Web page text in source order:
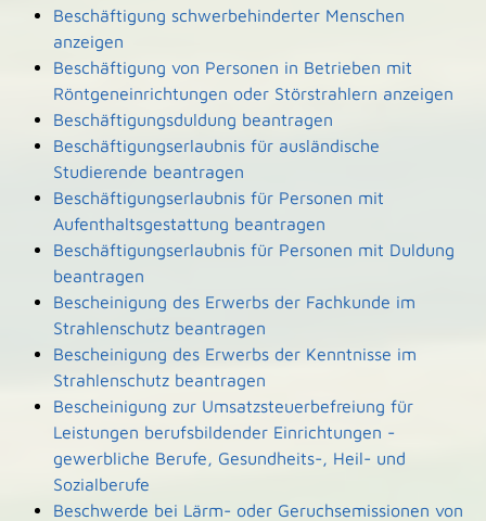
Beschäftigung schwerbehinderter Menschen
anzeigen
Beschäftigung von Personen in Betrieben mit
Röntgeneinrichtungen oder Störstrahlern anzeigen
Beschäftigungsduldung beantragen
Beschäftigungserlaubnis für ausländische
Studierende beantragen
Beschäftigungserlaubnis für Personen mit
Aufenthaltsgestattung beantragen
Beschäftigungserlaubnis für Personen mit Duldung
beantragen
Bescheinigung des Erwerbs der Fachkunde im
Strahlenschutz beantragen
Bescheinigung des Erwerbs der Kenntnisse im
Strahlenschutz beantragen
Bescheinigung zur Umsatzsteuerbefreiung für
Leistungen berufsbildender Einrichtungen -
gewerbliche Berufe, Gesundheits-, Heil- und
Sozialberufe
Beschwerde bei Lärm- oder Geruchsemissionen von